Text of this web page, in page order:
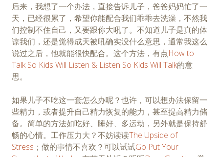
后来，我想了一个办法，直接告诉儿子，爸爸妈妈忙了一
天，已经很累了，希望你能配合我们乖乖去洗澡，不然我
们控制不住自己，又要跟你大吼了。不知道儿子是真的体
谅我们，还是觉得成天被吼确实没什么意思，通常我这么
说过之后，他就能很快配合。这个方法，有点How to
Talk So Kids Will Listen & Listen So Kids Will Talk的意
思。
如果儿子不吃这一套怎么办呢？也许，可以想办法保留一
些精力，或者提升自己精力恢复的能力，甚至提高精力储
备。简单的方法如吃好、睡好、多运动，另外就是保持舒
畅的心情。工作压力大？不妨读读The Upside of
Stress ；做的事情不喜欢？可以试试Go Put Your